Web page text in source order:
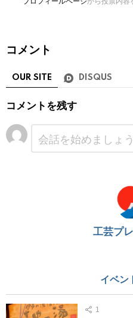
コメント
OUR SITE DISQUS
コメントを残す
工芸プ
イベン
1